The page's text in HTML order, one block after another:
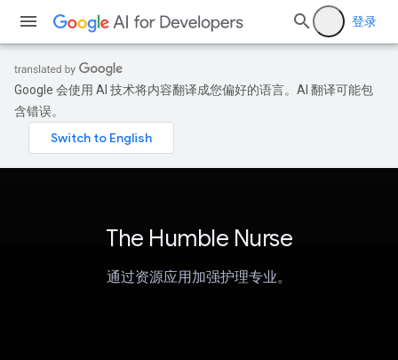
登录
Google 会使用 AI 技术将内容翻译成您偏好的语言。AI 翻译可能包
含错误。
The Humble Nurse
通过资源应用加强护理专业。